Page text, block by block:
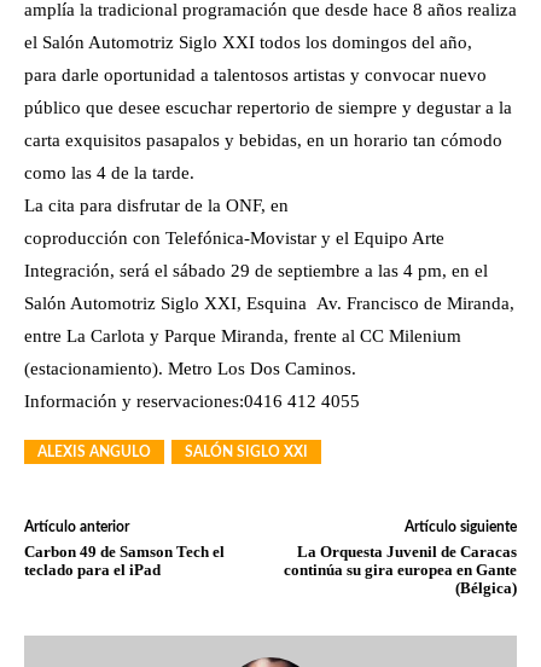
amplía la tradicional programación que desde hace 8 años realiza
el Salón Automotriz Siglo XXI todos los domingos del año,
para darle oportunidad a talentosos artistas y convocar nuevo
público que desee escuchar repertorio de siempre y degustar a la
carta exquisitos pasapalos y bebidas, en un horario tan cómodo
como las 4 de la tarde.
La cita para disfrutar de la ONF, en
coproducción con Telefónica-Movistar y el Equipo Arte
Integración, será el sábado 29 de septiembre a las 4 pm, en el
Salón Automotriz Siglo XXI, Esquina Av. Francisco de Miranda,
entre La Carlota y Parque Miranda, frente al CC Milenium
(estacionamiento). Metro Los Dos Caminos.
Información y reservaciones:0416 412 4055
ALEXIS ANGULO SALÓN SIGLO XXI
Artículo anterior
Carbon 49 de Samson Tech el
teclado para el iPad
Artículo siguiente
La Orquesta Juvenil de Caracas
continúa su gira europea en Gante
(Bélgica)